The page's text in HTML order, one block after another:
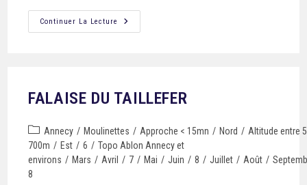
Continuer La Lecture
FALAISE DU TAILLEFER
Annecy / Moulinettes / Approche < 15mn / Nord / Altitude entre
700m / Est / 6 / Topo Ablon Annecy et
environs / Mars / Avril / 7 / Mai / Juin / 8 / Juillet / Août /
8